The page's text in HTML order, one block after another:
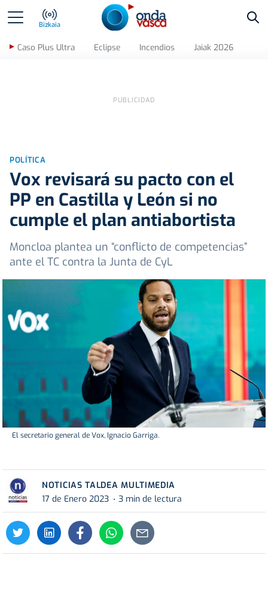
Bizkaia
Caso Plus Ultra Eclipse Incendios Jaiak 2026
POLÍTICA
Vox revisará su pacto con el
PP en Castilla y León si no
cumple el plan antiabortista
Moncloa plantea un “conflicto de competencias”
ante el TC contra la Junta de CyL
El secretario general de Vox, Ignacio Garriga.
NOTICIAS TALDEA MULTIMEDIA
17 de Enero 2023
3 min de lectura